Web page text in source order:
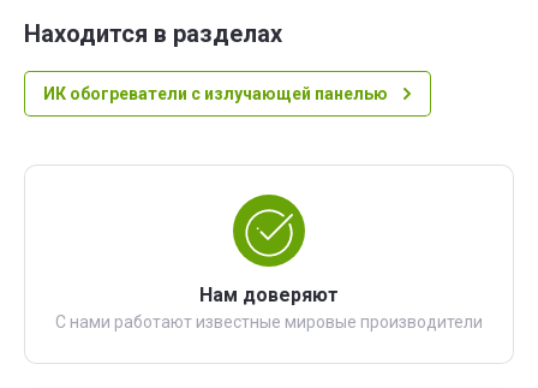
Находится в разделах
ИК обогреватели с излучающей панелью
Нам доверяют
С нами работают известные мировые производители